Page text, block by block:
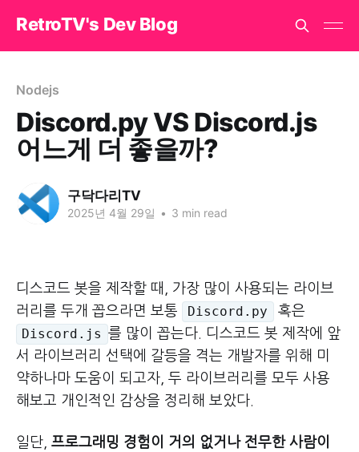
RetroTV's Dev Blog
Nodejs
Discord.py VS Discord.js
어느게 더 좋을까?
구닥다리TV
2025년 4월 29일 • 3 min read
디스코드 봇을 제작할 때, 가장 많이 사용되는 라이브
러리를 두개 꼽으라면 보통
Discord.py 혹은
Discord.js 를 많이 꼽는다. 디스코드 봇 제작에 앞
서 라이브러리 선택에 갈등을 격는 개발자를 위해 미
약하나마 도움이 되고자, 두 라이브러리를 모두 사용
해보고 개인적인 감상을 정리해 보았다.
일단, 프로그래밍 경험이 거의 없거나 전무한 사람이